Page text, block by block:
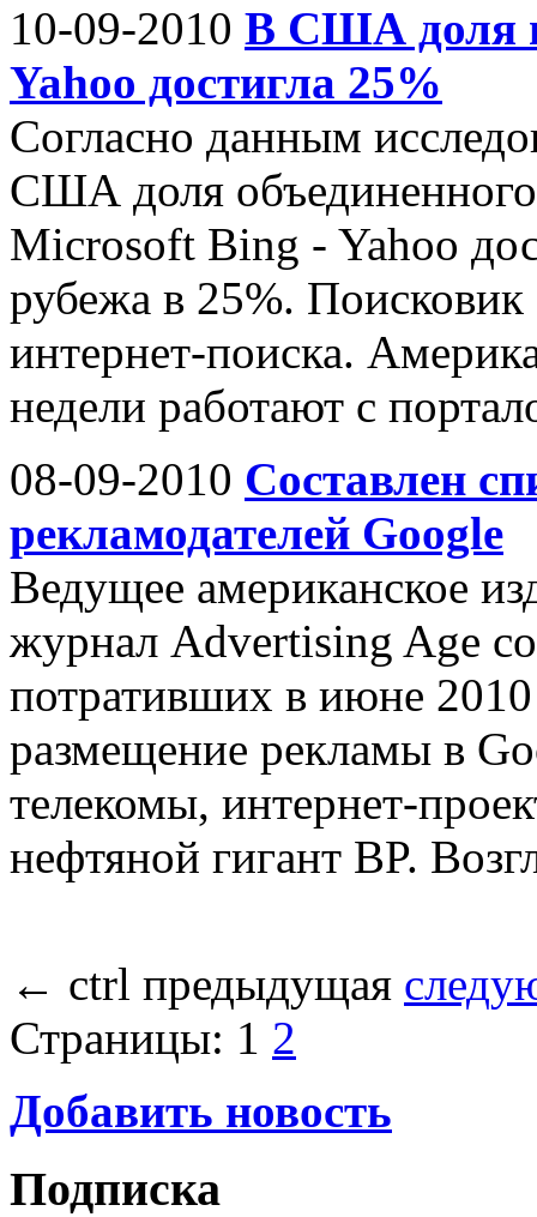
10-09-2010 В США доля
Yahoo достигла 25%
Согласно данным
США доля объединенного
Microsoft Bing - Yahoo
рубежа в 25%.
интернет-поиска.
недели работают с
08-09-2010 Составлен
рекламодателей Google
Ведущее американское
журнал Advertising Age
потративших в июне 2010
размещение рекламы в
телекомы, интернет-
нефтяной гигант BP.
← ctrl предыдущая
Страницы: 1 2
Добавить новость
Подписка